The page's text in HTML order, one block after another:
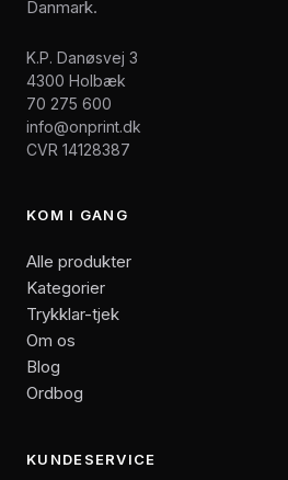
Danmark.
K.P. Danøsvej 3
4300 Holbæk
70 275 600
info@onprint.dk
CVR 14128387
KOM I GANG
Alle produkter
Kategorier
Trykklar-tjek
Om os
Blog
Ordbog
KUNDESERVICE